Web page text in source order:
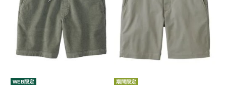
WEB限定 期間限定